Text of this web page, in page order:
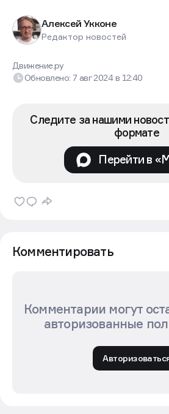
Алексей Укконе
Редактор новостей
Движение.ру
Обновлено: 7 авг 2024в 12:40
Следите за нашими
формате
Перейти в
Комментировать
Комментарии могут
авторизованные